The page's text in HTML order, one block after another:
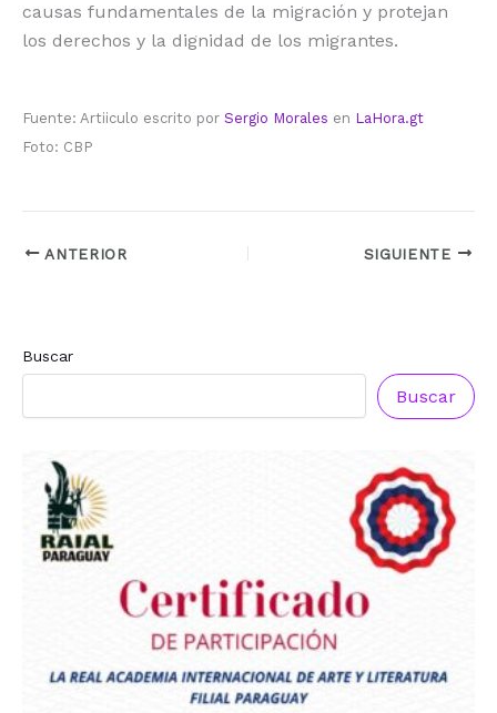
causas fundamentales de la migración y protejan
los derechos y la dignidad de los migrantes.
Fuente: Artiiculo escrito por Sergio Morales en LaHora.gt
Foto: CBP
ANTERIOR SIGUIENTE
Buscar
Buscar